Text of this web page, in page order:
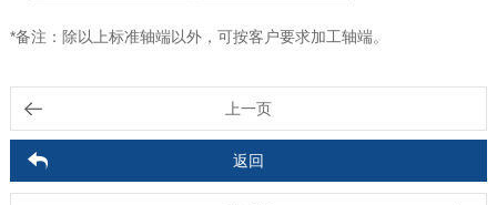
*备注：除以上标准轴端以外，可按客户要求加工轴端。
上一页
返回